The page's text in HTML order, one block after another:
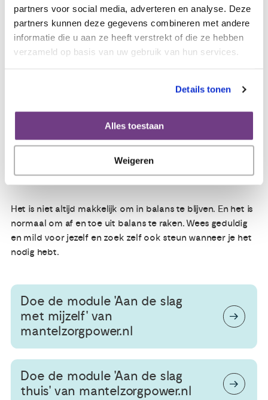
partners voor social media, adverteren en analyse. Deze
partners kunnen deze gegevens combineren met andere
informatie die u aan ze heeft verstrekt of die ze hebben
verzameld op basis van uw gebruik van hun services.
Details tonen
Alles toestaan
Weigeren
Zoek uit welke diensten er mogelijk zijn in jouw regio:
Informeer jezelf over de ondersteunende diensten voor
mantelzorgers in jouw regio. Er kunnen bijvoorbeeld
respijtzorgprogramma's, thuiszorgdiensten of andere
gezondheid niet. Zorg voor voldoende slaap, gezonde
voeding en lichaamsbeweging. Zoek indien nodig
professionele hulp om met eventuele stress of
emotionele uitdagingen om te gaan.
Het is niet altijd makkelijk om in balans te blijven. En het is
normaal om af en toe uit balans te raken. Wees geduldig
en mild voor jezelf en zoek zelf ook steun wanneer je het
nodig hebt.
Doe de module 'Aan de slag
met mijzelf' van
mantelzorgpower.nl
Doe de module 'Aan de slag
thuis' van mantelzorgpower.nl